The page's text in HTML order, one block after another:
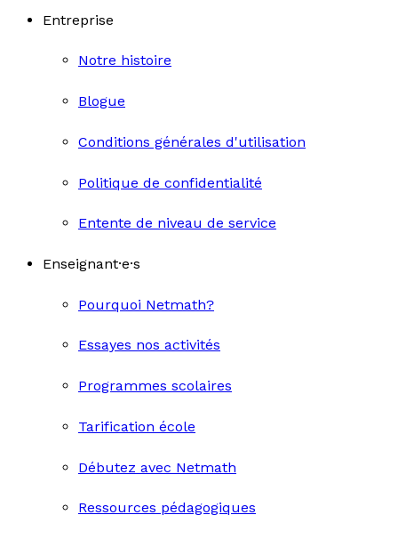
Entreprise
Notre histoire
Blogue
Conditions générales d'utilisation
Politique de confidentialité
Entente de niveau de service
Enseignant·e·s
Pourquoi Netmath?
Essayes nos activités
Programmes scolaires
Tarification école
Débutez avec Netmath
Ressources pédagogiques